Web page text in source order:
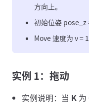
方向上。
初始位姿 pose_z
Move 速度为 v =
实例 1：拖动
实例说明：当 K